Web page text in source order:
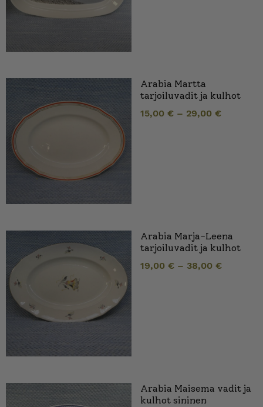
Arabia Martta
tarjoiluvadit ja kulhot
15,00 € – 29,00 €
Arabia Marja-Leena
tarjoiluvadit ja kulhot
19,00 € – 38,00 €
Arabia Maisema vadit ja
kulhot sininen